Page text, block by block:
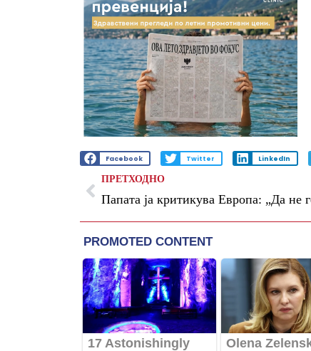
Facebook Twitter LinkedIn
ПРЕТХОДНО